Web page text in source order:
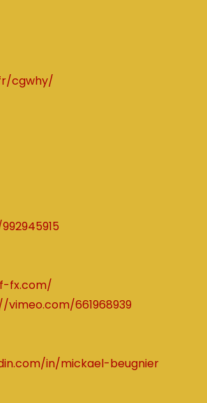
cgwhy/
fx.com/
vimeo.com/661968939
in/mickael-beugnier